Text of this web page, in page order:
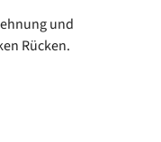
und
Rücken.